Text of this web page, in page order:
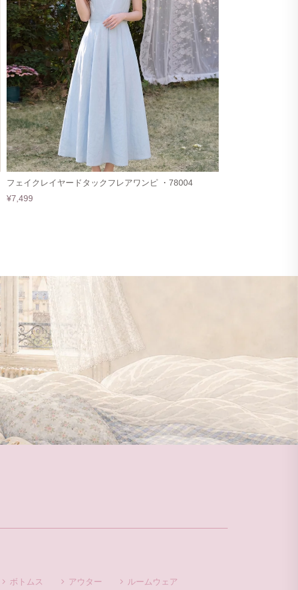
フェイクレイヤードタックフレアワンピ ・78004
¥7,499
ボトムス アウター ルームウェア